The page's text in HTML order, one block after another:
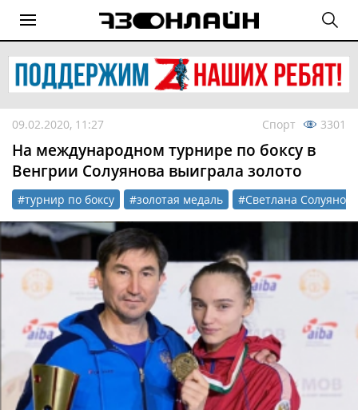
09.02.2020, 11:27 Спорт 3301
На международном турнире по боксу в
Венгрии Солуянова выиграла золото
#турнир по боксу #золотая медаль #Светлана Солуянова